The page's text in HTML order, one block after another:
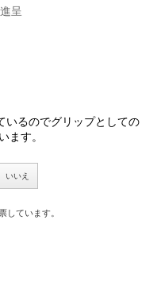
進呈
いるのでグリップとしての
ます。
いいえ
しています。